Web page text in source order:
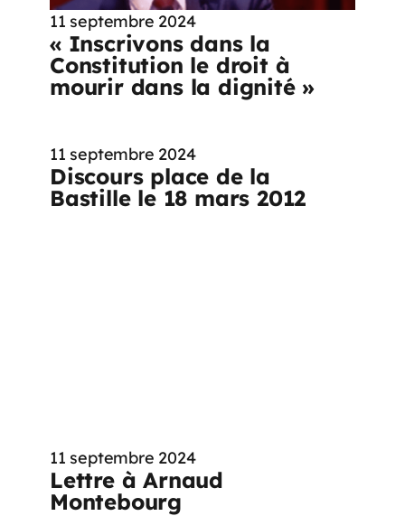
11 septembre 2024
« Inscrivons dans la
Constitution le droit à
mourir dans la dignité »
11 septembre 2024
Discours place de la
Bastille le 18 mars 2012
11 septembre 2024
Lettre à Arnaud
Montebourg